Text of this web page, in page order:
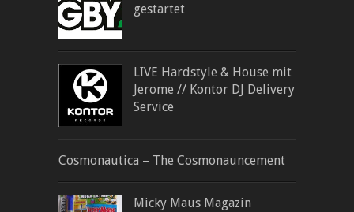
gestartet
LIVE Hardstyle & House mit
Jerome // Kontor DJ Delivery
Service
Cosmonautica – The Cosmonauncement
Micky Maus Magazin